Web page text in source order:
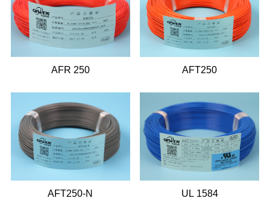
AFR 250 AFT250
AFT250-N UL 1584